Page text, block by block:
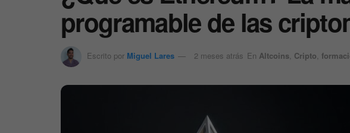
programable de las
Escrito por Miguel Lares 2 meses atrás En Altcoins Cripto